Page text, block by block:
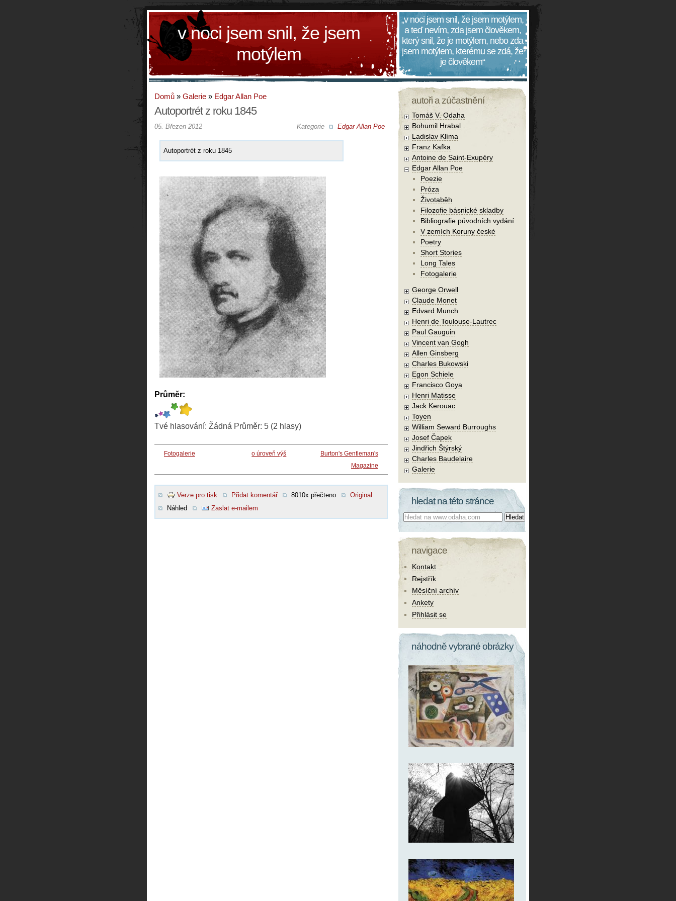
v noci jsem snil, že jsem
motýlem
„v noci jsem snil, že jsem motýlem,
a teď nevím, zda jsem člověkem,
který snil, že je motýlem, nebo zda
jsem motýlem, kterému se zdá, že
je člověkem“
Domů » Galerie » Edgar Allan Poe
Autoportrét z roku 1845
Kategorie Edgar Allan Poe
05. Březen 2012
Autoportrét z roku 1845
Průměr:
Tvé hlasování: Žádná Průměr: 5 (2 hlasy)
Fotogalerie o úroveň výš
Burton's Gentleman's
Magazine
Verze pro tisk Přidat komentář 8010x přečteno
Original
Náhled
Zaslat e-mailem
autoři a zúčastnění
Tomáš V. Odaha
Bohumil Hrabal
Ladislav Klíma
Franz Kafka
Antoine de Saint-Exupéry
Edgar Allan Poe
Poezie
Próza
Životaběh
Filozofie básnické skladby
Bibliografie původních vydání
V zemích Koruny české
Poetry
Short Stories
Long Tales
Fotogalerie
George Orwell
Claude Monet
Edvard Munch
Henri de Toulouse-Lautrec
Paul Gauguin
Vincent van Gogh
Allen Ginsberg
Charles Bukowski
Egon Schiele
Francisco Goya
Henri Matisse
Jack Kerouac
Toyen
William Seward Burroughs
Josef Čapek
Jindřich Štýrský
Charles Baudelaire
Galerie
hledat na této stránce
Co hledat:
navigace
Kontakt
Rejstřík
Měsíční archív
Ankety
Přihlásit se
náhodně vybrané obrázky